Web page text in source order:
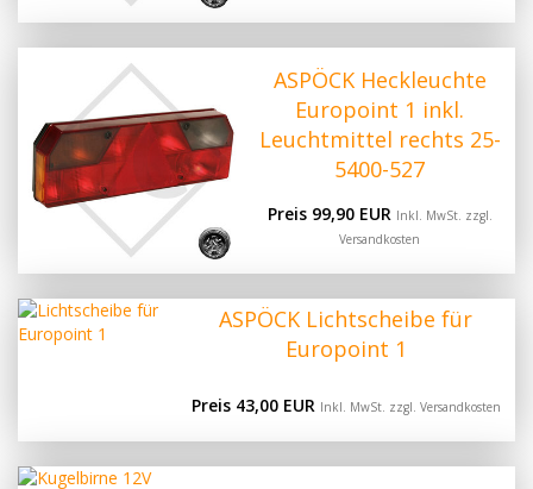
ASPÖCK Heckleuchte
Europoint 1 inkl.
Leuchtmittel rechts 25-
5400-527
Preis 99,90 EUR Inkl. MwSt. zzgl.
Versandkosten
ASPÖCK Lichtscheibe für
Europoint 1
Preis 43,00 EUR Inkl. MwSt. zzgl. Versandkosten